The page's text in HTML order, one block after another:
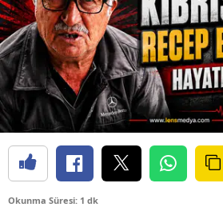
Okunma Süresi: 1 dk